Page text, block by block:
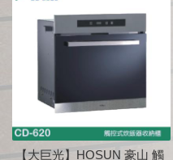
【大巨光】HOSUN 豪山 觸